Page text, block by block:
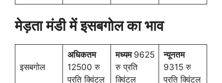
मेड़ता मंडी में इसबगोल का भाव
इसबगोल
अधिकतम
12500 रु
प्रति क्विंटल
मध्यम 9625
रु प्रति
क्विंटल
न्यूनतम
9315 रु
प्रति क्विंटल